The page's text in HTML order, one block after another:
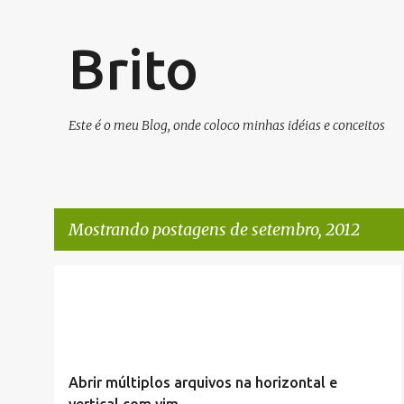
Brito
Este é o meu Blog, onde coloco minhas idéias e conceitos
Mostrando postagens de setembro, 2012
Abrir múltiplos arquivos na horizontal e